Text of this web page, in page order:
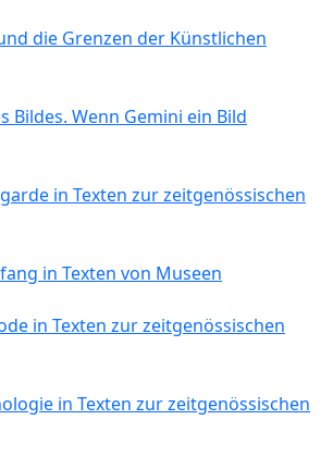
die Grenzen der Künstlichen
Bildes. Wenn Gemini ein Bild
in Texten zur zeitgenössischen
in Texten von Museen
in Texten zur zeitgenössischen
in Texten zur zeitgenössischen